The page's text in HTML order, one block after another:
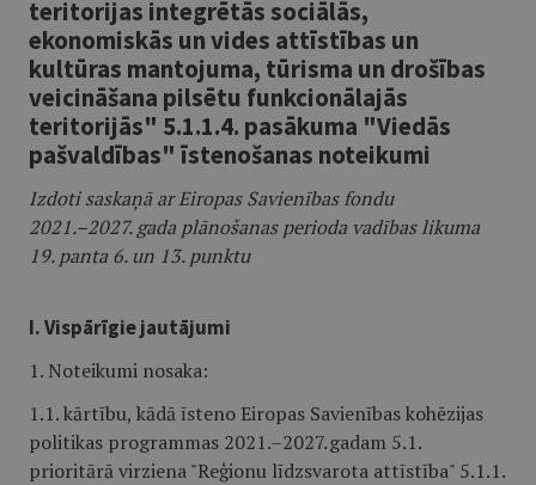
teritorijas integrētās sociālās,
ekonomiskās un vides attīstības un
kultūras mantojuma, tūrisma un drošības
veicināšana pilsētu funkcionālajās
teritorijās" 5.1.1.4. pasākuma "Viedās
pašvaldības" īstenošanas noteikumi
Izdoti saskaņā ar Eiropas Savienības fondu
2021.–2027. gada plānošanas perioda vadības likuma
19. panta 6. un 13. punktu
I. Vispārīgie jautājumi
1. Noteikumi nosaka:
1.1. kārtību, kādā īsteno Eiropas Savienības kohēzijas
politikas programmas 2021.–2027. gadam 5.1.
prioritārā virziena "Reģionu līdzsvarota attīstība" 5.1.1.